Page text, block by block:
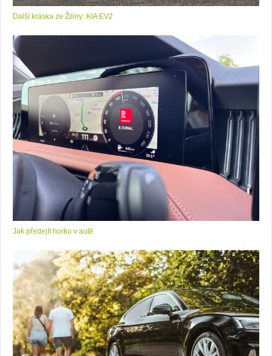
Další kráska ze Žiliny: KIA EV2
Jak předejít horku v autě